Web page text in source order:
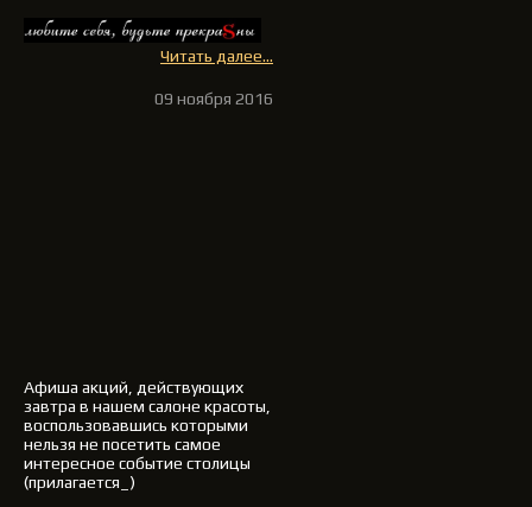
Читать далее...
09 ноября 2016
Афиша акций, действующих
завтра в нашем салоне красоты,
воспользовавшись которыми
нельзя не посетить самое
интересное событие столицы
(прилагается_)